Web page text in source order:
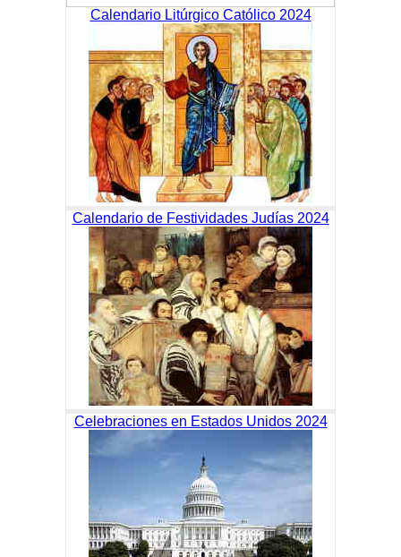
Calendario Litúrgico Católico 2024
Calendario de Festividades Judías 2024
Celebraciones en Estados Unidos 2024